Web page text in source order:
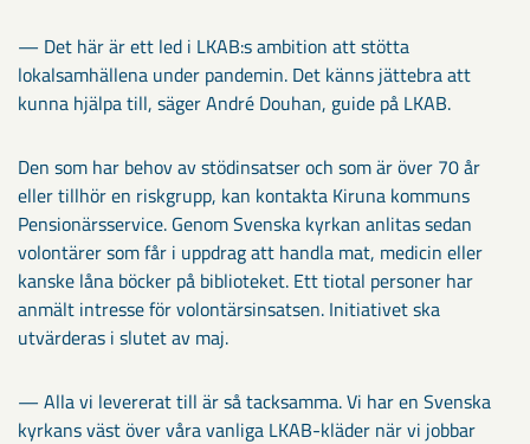
— Det här är ett led i LKAB:s ambition att stötta
lokalsamhällena under pandemin. Det känns jättebra att
kunna hjälpa till, säger André Douhan, guide på LKAB.
Den som har behov av stödinsatser och som är över 70 år
eller tillhör en riskgrupp, kan kontakta Kiruna kommuns
Pensionärsservice. Genom Svenska kyrkan anlitas sedan
volontärer som får i uppdrag att handla mat, medicin eller
kanske låna böcker på biblioteket. Ett tiotal personer har
anmält intresse för volontärsinsatsen. Initiativet ska
utvärderas i slutet av maj.
— Alla vi levererat till är så tacksamma. Vi har en Svenska
kyrkans väst över våra vanliga LKAB-kläder när vi jobbar